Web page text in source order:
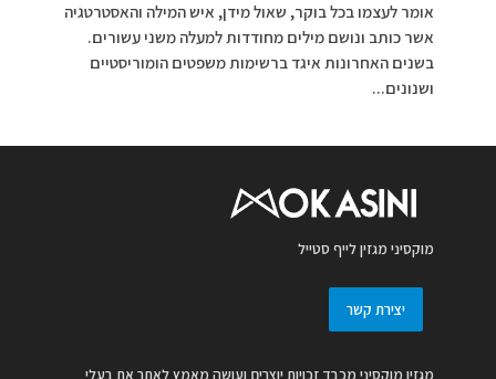
אומר לעצמו בכל בוקר, שאול מידן, איש המילה והאסטרטגיה
אשר כותב ונושם מילים מחודדות למעלה משני עשורים.
בשנים האחרונות איגד ברשימות משפטים הומוריסטיים
ושנונים...
מוקסיני מגזין לייף סטייל
יצירת קשר